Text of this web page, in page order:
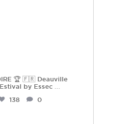
🏆 🇫🇷 Deauville
by Essec ...
138
0